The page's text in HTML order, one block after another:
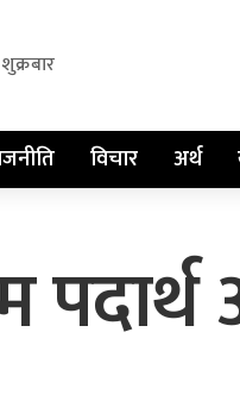
विचार अर्थ